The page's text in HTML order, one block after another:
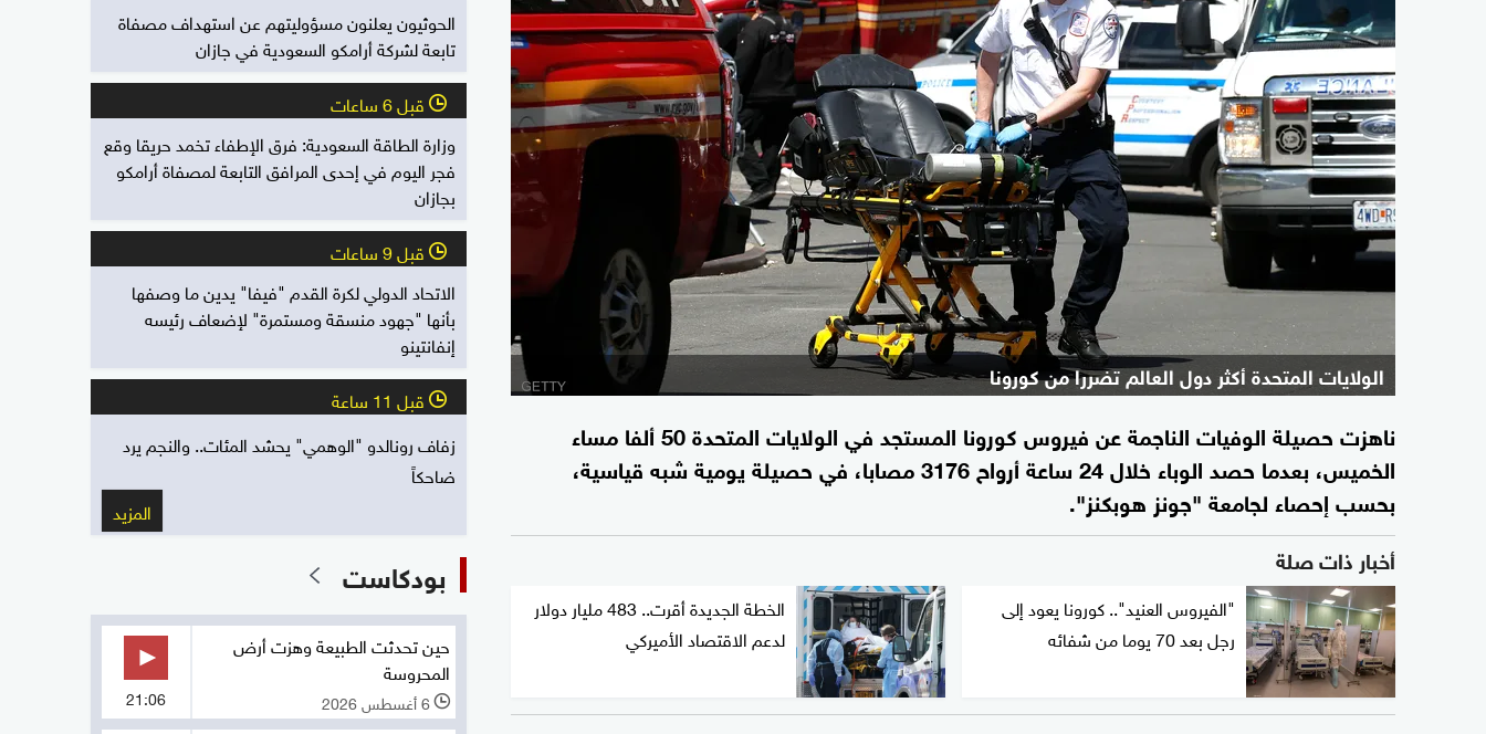
الولايات المتحدة أكثر دول العالم تضررا من كورونا
ناهزت حصيلة الوفيات الناجمة عن فيروس كورونا المستجد في الولايات المتحدة 50 ألفا مساء
الخميس، بعدما حصد الوباء خلال 24 ساعة أرواح 3176 مصابا، في حصيلة يومية شبه قياسية،
بحسب إحصاء لجامعة "جونز هوبكنز".
أخبار ذات صلة
"الفيروس العنيد".. كورونا يعود إلى
رجل بعد 70 يوما من شفائه
الخطة الجديدة أقرت.. 483 مليار دولار
لدعم الاقتصاد الأميركي
الحوثيون يعلنون مسؤوليتهم عن استهداف مصفاة
تابعة لشركة أرامكو السعودية في جازان
l قبل 6 ساعات
وزارة الطاقة السعودية: فرق الإطفاء تخمد حريقا وقع
فجر اليوم في إحدى المرافق التابعة لمصفاة أرامكو
بجازان
l قبل 9 ساعات
الاتحاد الدولي لكرة القدم "فيفا" يدين ما وصفها
بأنها "جهود منسقة ومستمرة" لإضعاف رئيسه
إنفانتينو
l قبل 11 ساعة
زفاف رونالدو "الوهمي" يحشد المئات.. والنجم يرد
ضاحكاً
المزيد
بودكاست
حين تحدثت الطبيعة وهزت أرض
المحروسة
l 6 أغسطس 2026 21:06